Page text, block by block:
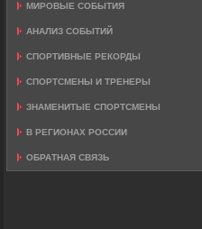
МИРОВЫЕ СОБЫТИЯ
АНАЛИЗ СОБЫТИЙ
СПОРТИВНЫЕ РЕКОРДЫ
СПОРТСМЕНЫ И ТРЕНЕРЫ
ЗНАМЕНИТЫЕ СПОРТСМЕНЫ
В РЕГИОНАХ РОССИИ
ОБРАТНАЯ СВЯЗЬ